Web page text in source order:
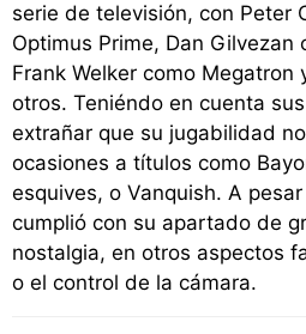
serie de televisión, con Peter
Optimus Prime, Dan Gilvezan
Frank Welker como Megatron
otros. Teniéndo en cuenta
extrañar que su jugabilidad
ocasiones a títulos como
esquives, o Vanquish. A
cumplió con su apartado de
nostalgia, en otros aspectos
o el control de la cámara.